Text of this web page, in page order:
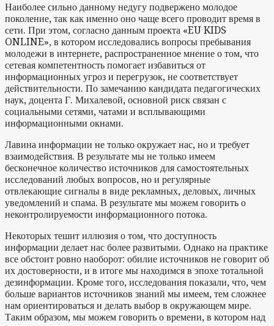
Наиболее сильно данному недугу подвержено молодое
поколение, так как именно оно чаще всего проводит время в
сети. При этом, согласно данным проекта «EU KIDS
ONLINE», в котором исследовались вопросы пребывания
молодежи в интернете, распространенное мнение о том, что
сетевая компетентность помогает избавиться от
информационных угроз и перегрузок, не соответствует
действительности. По замечанию кандидата педагогических
наук, доцента Г. Михалевой, основной риск связан с
социальными сетями, чатами и всплывающими
информационными окнами.
Лавина информации не только окружает нас, но и требует
взаимодействия. В результате мы не только имеем
бесконечное количество источников для самостоятельных
исследований любых вопросов, но и регулярные
отвлекающие сигналы в виде рекламных, деловых, личных
уведомлений и спама. В результате мы можем говорить о
неконтролируемости информационного потока.
Некоторых тешит иллюзия о том, что доступность
информации делает нас более развитыми. Однако на практике
все обстоит ровно наоборот: обилие источников не говорит об
их достоверности, и в итоге мы находимся в эпохе тотальной
дезинформации. Кроме того, исследования показали, что, чем
больше вариантов источников знаний мы имеем, тем сложнее
нам ориентироваться и делать выбор в окружающем мире.
Таким образом, мы можем говорить о времени, в котором над